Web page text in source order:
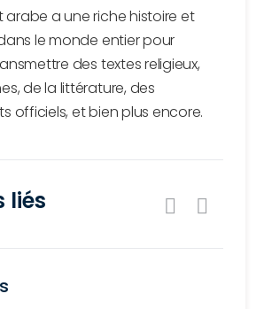
arabe a une riche histoire et
le monde entier pour
des textes religieux,
de la littérature, des
officiels, et bien plus encore.
liés